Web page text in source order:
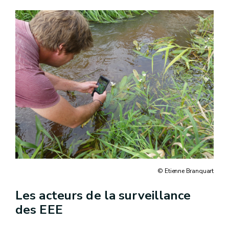
© Etienne Branquart
Les acteurs de la surveillance
des EEE